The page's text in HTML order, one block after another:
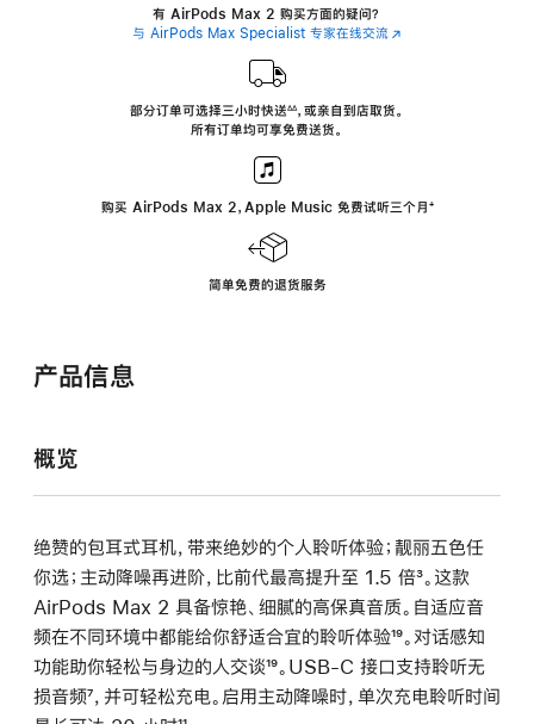
有 AirPods Max 2 购买方面的疑问？
与 AirPods Max Specialist 专家在线交流(在
中
部分订单可选择三小时快送∆∆， 或亲自到店取货。
所有订单均可享免费送货。
购买 AirPods Max 2，Apple Music 免费试听三个月 ‍脚
‍⁺
简单免费的退货服务
产品信息
概览
绝赞的包耳式耳机，带来绝妙的个人聆听体验；靓丽五色任
你选；主动降噪再进阶，比前代最高提升至 1.5 倍脚
注
³。这款
AirPods Max 2 具备惊艳、细腻的高保真音质。自适应音
频在不同环境中都能给你舒适合宜的聆听体验脚
注
¹⁹。对话感知
功能助你轻松与身边的人交谈脚
注
¹⁹。USB-C 接口支持聆听无
损音频脚
⁷，并可轻松充电。启用主动降噪时，单次充电聆听时间